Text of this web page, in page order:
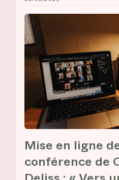
Mise en ligne
conférence de